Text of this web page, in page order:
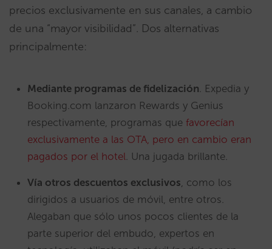
precios exclusivamente en sus canales, a cambio
de una “mayor visibilidad”. Dos alternativas
principalmente:
Mediante programas de fidelización . Expedia y
Booking.com lanzaron Rewards y Genius
respectivamente, programas que favorecían
exclusivamente a las OTA, pero en cambio eran
pagados por el hotel . Una jugada brillante.
Vía otros descuentos exclusivos , como los
dirigidos a usuarios de móvil, entre otros.
Alegaban que sólo unos pocos clientes de la
parte superior del embudo, expertos en